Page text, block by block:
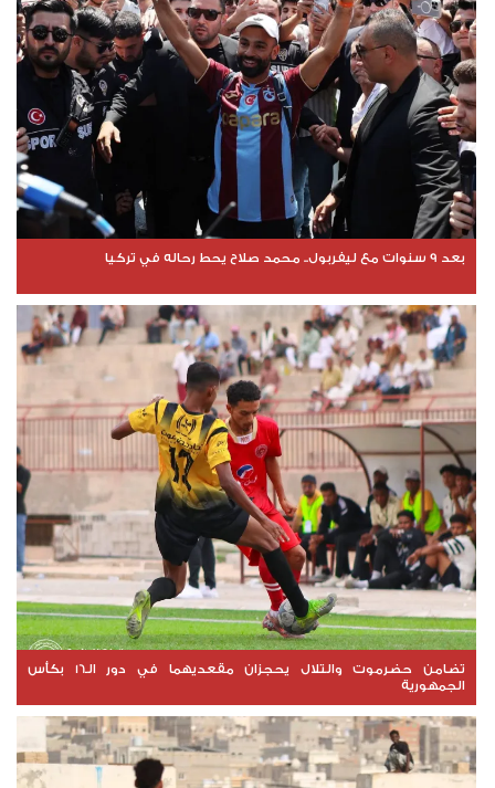
بعد 9 سنوات مع ليفربول.. محمد صلاح يحط رحاله في تركيا
تضامن حضرموت والتلال يحجزان مقعديهما في دور الـ16 بكأس
الجمهورية